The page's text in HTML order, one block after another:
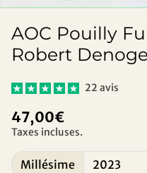
AOC Pouilly
Robert
22 avis
47,00€
Taxes incluses.
Millésime